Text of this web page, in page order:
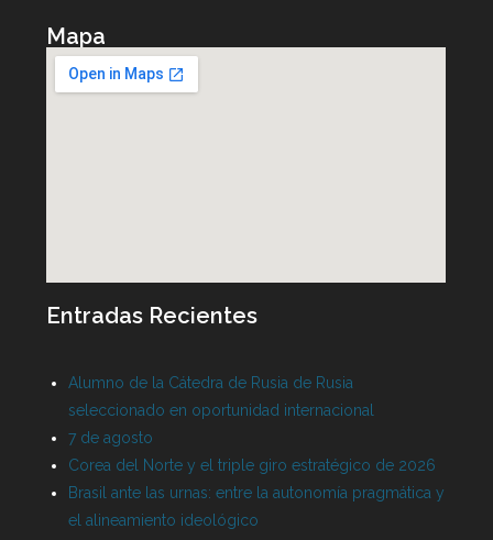
Mapa
Entradas Recientes
Alumno de la Cátedra de Rusia de Rusia
seleccionado en oportunidad internacional
7 de agosto
Corea del Norte y el triple giro estratégico de 2026
Brasil ante las urnas: entre la autonomía pragmática y
el alineamiento ideológico